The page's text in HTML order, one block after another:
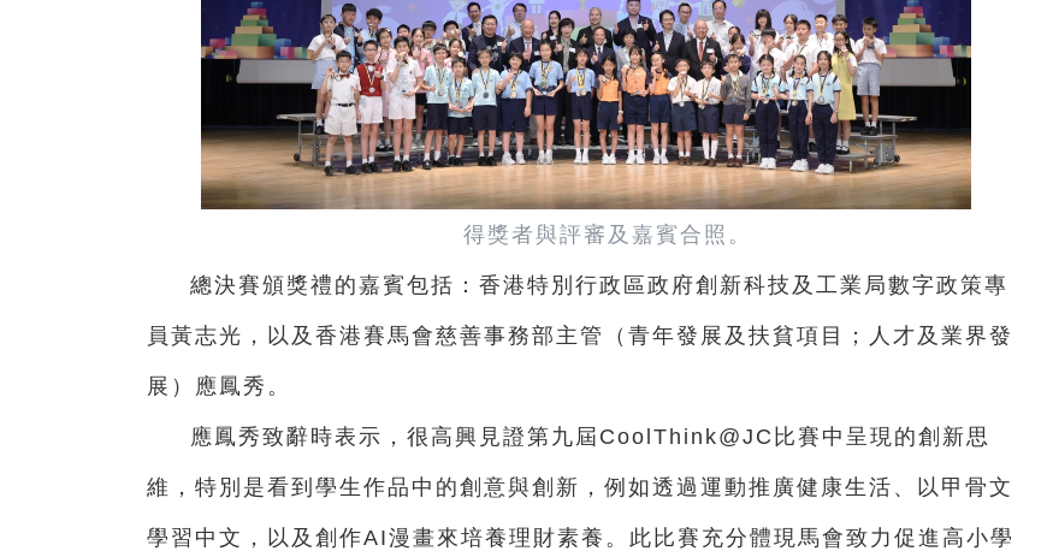
得獎者與評審及嘉賓合照。
總決賽頒獎禮的嘉賓包括：香港特別行政區政府創新科技及工業局數字政策專
員黃志光，以及香港賽馬會慈善事務部主管（青年發展及扶貧項目；人才及業界發
展）應鳳秀。
應鳳秀致辭時表示，很高興見證第九屆CoolThink@JC比賽中呈現的創新思
維，特別是看到學生作品中的創意與創新，例如透過運動推廣健康生活、以甲骨文
學習中文，以及創作AI漫畫來培養理財素養。此比賽充分體現馬會致力促進高小學